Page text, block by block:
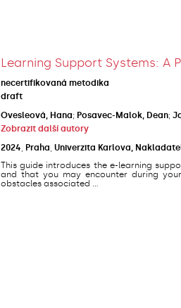
Learning Support Systems: A
necertifikovaná metodika
draft
Ovesleová, Hana; Posavec-Malok, Dean;
Zobrazit další autory
2024
Praha Univerzita Karlova,
This guide introduces the e-learning
and that you may encounter during
obstacles associated ...